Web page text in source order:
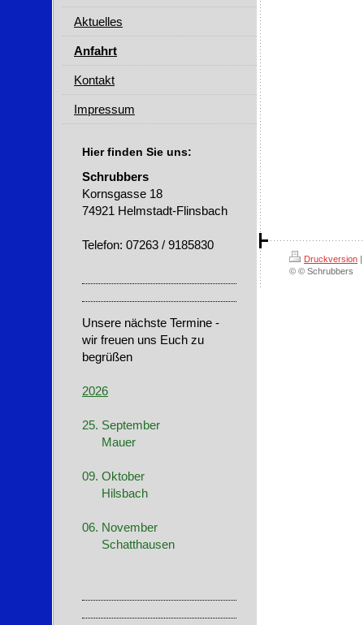
Aktuelles
Anfahrt
Kontakt
Impressum
Hier finden Sie uns:
Schrubbers
Kornsgasse 18
74921 Helmstadt-Flinsbach
Telefon: 07263 / 9185830
Unsere nächste Termine -
wir freuen uns Euch zu
begrüßen
2026
25. September
Mauer
09. Oktober
Hilsbach
06. November
Schatthausen
Druckversion |
© © Schrubbers